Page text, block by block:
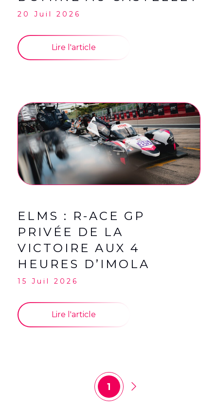
20 Juil 2026
Lire l'article
ELMS : R-ACE GP
PRIVÉE DE LA
VICTOIRE AUX 4
HEURES D’IMOLA
15 Juil 2026
Lire l'article
1